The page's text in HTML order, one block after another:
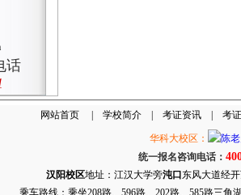
话
网站首页| 学校简介| 考证资讯| 考
华科大校区：
统一报名咨询电话：
汉阳校区地址：江汉大学旁沌口 东风大道经
乘车路线：乘坐208路、596路、202路、585路三